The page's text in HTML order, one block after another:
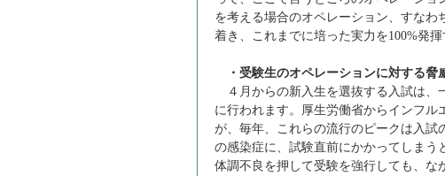
を考える場合のオペレーション、すなわ
着き、これまでに培った実力を100%発揮
・受験生のオペレーションに対する脅
４月からの新入生を選抜する入試は、
に行われます。厚生労働省からインフ
が、毎年、これらの流行のピークは入試
の感染症に、試験直前にかかってしまう
体調不良を押して受験を強行しても、な